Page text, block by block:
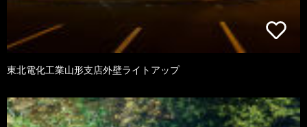
東北電化工業山形支店外壁ライトアップ